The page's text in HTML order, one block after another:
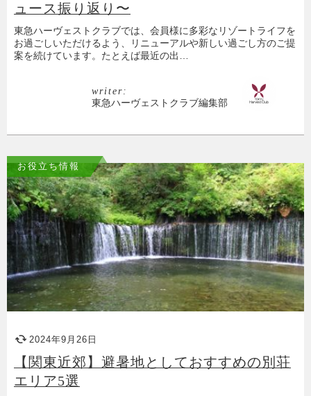
ュース振り返り〜
東急ハーヴェストクラブでは、会員様に多彩なリゾートライフを
お過ごしいただけるよう、リニューアルや新しい過ごし方のご提
案を続けています。たとえば最近の出…
writer:
東急ハーヴェストクラブ編集部
お役立ち情報
2024年9月26日
【関東近郊】避暑地としておすすめの別荘
エリア5選